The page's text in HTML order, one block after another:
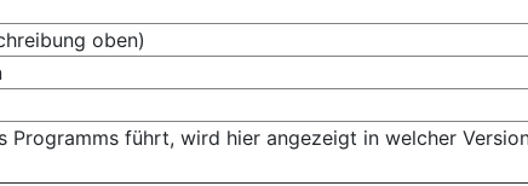
oben)
Programms führt, wird hier angezeigt in welcher